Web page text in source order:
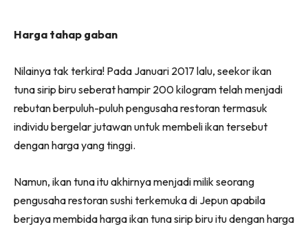
Harga tahap gaban
Nilainya tak terkira! Pada Januari 2017 lalu, seekor ikan
tuna sirip biru seberat hampir 200 kilogram telah menjadi
rebutan berpuluh-puluh pengusaha restoran termasuk
individu bergelar jutawan untuk membeli ikan tersebut
dengan harga yang tinggi.
Namun, ikan tuna itu akhirnya menjadi milik seorang
pengusaha restoran sushi terkemuka di Jepun apabila
berjaya membida harga ikan tuna sirip biru itu dengan harga